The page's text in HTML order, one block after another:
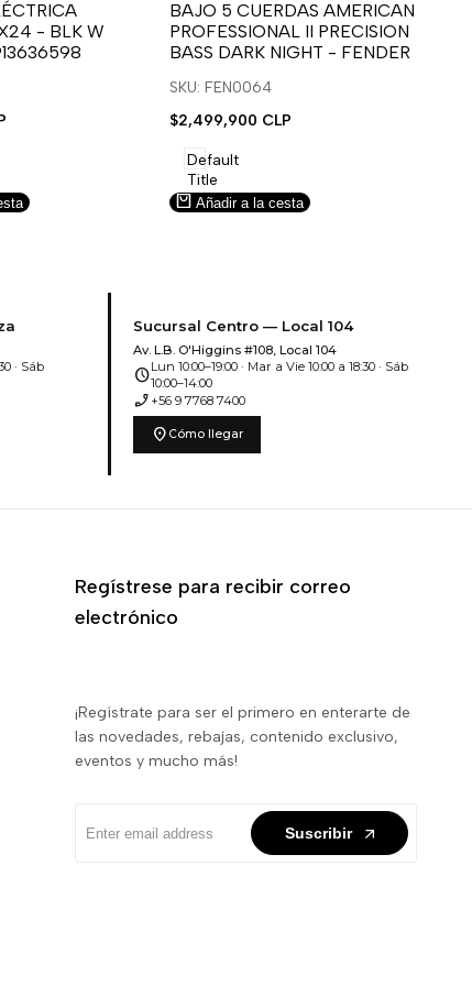
- BLK W
para
usar
la
lista
deseos.
para
usar
Compare
BAJO 5 CUERDAS AMERICAN
PROFESSIONAL II PRECISION
BASS DARK NIGHT - FENDER
SKU: FEN0064
Precio
venta
$2,499,900 CLP
Default
Title
Añadir a la cesta
· Sáb
Sucursal Centro — Local 104
Av. L.B. O'Higgins #108, Local 104
scheduleLun 10:00–19:00 · Mar a Vie 10:00 a 18:30 · Sáb
10:00–14:00
phone_enabled +56 9 7768 7400
location_on Cómo llegar
Regístrese para recibir correo
electrónico
¡Regístrate para ser el primero en enterarte de
las novedades, rebajas, contenido exclusivo,
eventos y mucho más!
Suscribir